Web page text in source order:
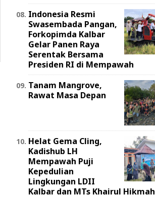
Indonesia Resmi
Swasembada Pangan,
Forkopimda Kalbar
Gelar Panen Raya
Serentak Bersama
Presiden RI di Mempawah
Tanam Mangrove,
Rawat Masa Depan
Helat Gema Cling,
Kadishub LH
Mempawah Puji
Kepedulian
Lingkungan LDII
Kalbar dan MTs Khairul Hikmah